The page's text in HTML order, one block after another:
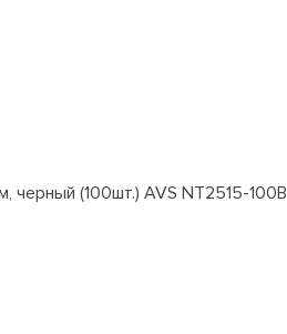
черный (100шт.) AVS NT2515-100B